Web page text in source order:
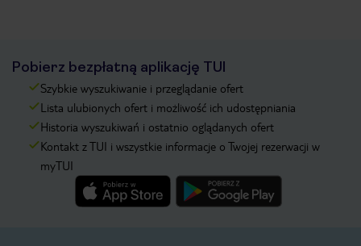
Pobierz bezpłatną aplikację TUI
Szybkie wyszukiwanie i przeglądanie ofert
Lista ulubionych ofert i możliwość ich udostępniania
Historia wyszukiwań i ostatnio oglądanych ofert
Kontakt z TUI i wszystkie informacje o Twojej rezerwacji w
myTUI